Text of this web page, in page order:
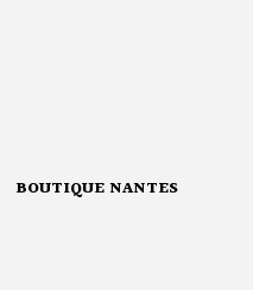
BOUTIQUE NANTES